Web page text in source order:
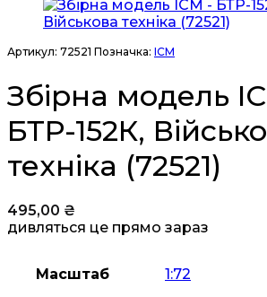
Артикул: 72521 Позначка: ICM
Збірна модель
БТР-152К,
техніка (72521)
495,00 ₴
дивляться це прямо зараз
Масштаб 1:72